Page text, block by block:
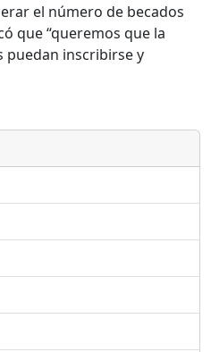
el número de becados
que “queremos que la
puedan inscribirse y